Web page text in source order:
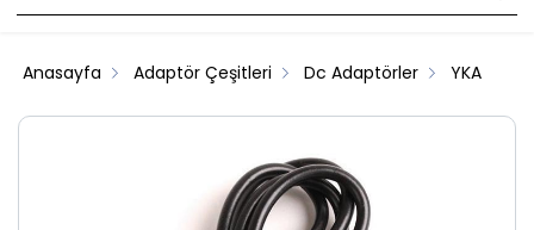
Anasayfa Adaptör Çeşitleri Dc Adaptörler YKA